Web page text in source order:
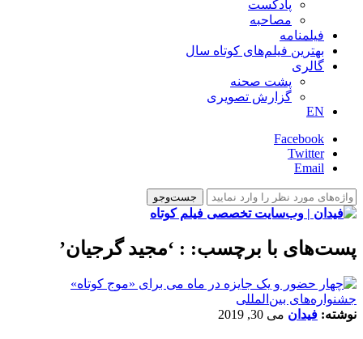
پادکست
مصاحبه
فیلمنامه
بهترین فیلم‌های کوتاه سال
گالری
پشت صحنه
گزارش تصویری
EN
Facebook
Twitter
Email
پست‌های با برچسب: : ‘مجید گرجیان’
‌‌جشنواره‌های بین‌المللی
نوشته: فیدان می 30, 2019